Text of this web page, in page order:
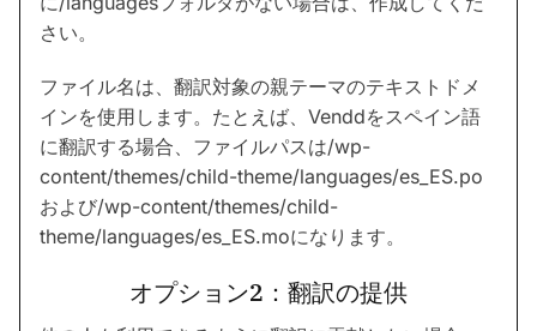
さい。
ファイル名は、翻訳対象の親テーマのテキストドメ
インを使用します。たとえば、Venddをスペイン語
に翻訳する場合、ファイルパスは/wp-
content/themes/child-theme/languages/es_ES.po
および/wp-content/themes/child-
theme/languages/es_ES.moになります。
オプション2：翻訳の提供